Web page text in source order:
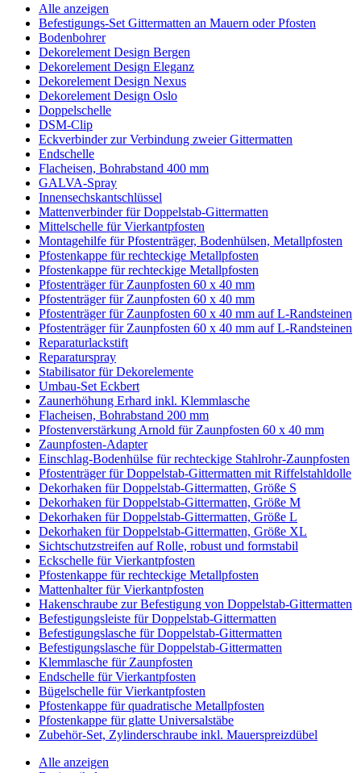
Alle anzeigen
Befestigungs-Set Gittermatten an Mauern oder Pfosten
Bodenbohrer
Dekorelement Design Bergen
Dekorelement Design Eleganz
Dekorelement Design Nexus
Dekorelement Design Oslo
Doppelschelle
DSM-Clip
Eckverbinder zur Verbindung zweier Gittermatten
Endschelle
Flacheisen, Bohrabstand 400 mm
GALVA-Spray
Innensechskantschlüssel
Mattenverbinder für Doppelstab-Gittermatten
Mittelschelle für Vierkantpfosten
Montagehilfe für Pfostenträger, Bodenhülsen, Metallpfosten
Pfostenkappe für rechteckige Metallpfosten
Pfostenkappe für rechteckige Metallpfosten
Pfostenträger für Zaunpfosten 60 x 40 mm
Pfostenträger für Zaunpfosten 60 x 40 mm
Pfostenträger für Zaunpfosten 60 x 40 mm auf L-Randsteinen
Pfostenträger für Zaunpfosten 60 x 40 mm auf L-Randsteinen
Reparaturlackstift
Reparaturspray
Stabilisator für Dekorelemente
Umbau-Set Eckbert
Zaunerhöhung Erhard inkl. Klemmlasche
Flacheisen, Bohrabstand 200 mm
Pfostenverstärkung Arnold für Zaunpfosten 60 x 40 mm
Zaunpfosten-Adapter
Einschlag-Bodenhülse für rechteckige Stahlrohr-Zaunpfosten
Pfostenträger für Doppelstab-Gittermatten mit Riffelstahldolle
Dekorhaken für Doppelstab-Gittermatten, Größe S
Dekorhaken für Doppelstab-Gittermatten, Größe M
Dekorhaken für Doppelstab-Gittermatten, Größe L
Dekorhaken für Doppelstab-Gittermatten, Größe XL
Sichtschutzstreifen auf Rolle, robust und formstabil
Eckschelle für Vierkantpfosten
Pfostenkappe für rechteckige Metallpfosten
Mattenhalter für Vierkantpfosten
Hakenschraube zur Befestigung von Doppelstab-Gittermatten
Befestigungsleiste für Doppelstab-Gittermatten
Befestigungslasche für Doppelstab-Gittermatten
Befestigungslasche für Doppelstab-Gittermatten
Klemmlasche für Zaunpfosten
Endschelle für Vierkantpfosten
Bügelschelle für Vierkantpfosten
Pfostenkappe für quadratische Metallpfosten
Pfostenkappe für glatte Universalstäbe
Zubehör-Set, Zylinderschraube inkl. Mauerspreizdübel
Alle anzeigen